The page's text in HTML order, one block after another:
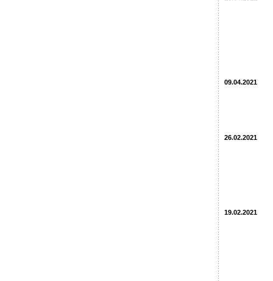
09.04.2021
26.02.2021
19.02.2021